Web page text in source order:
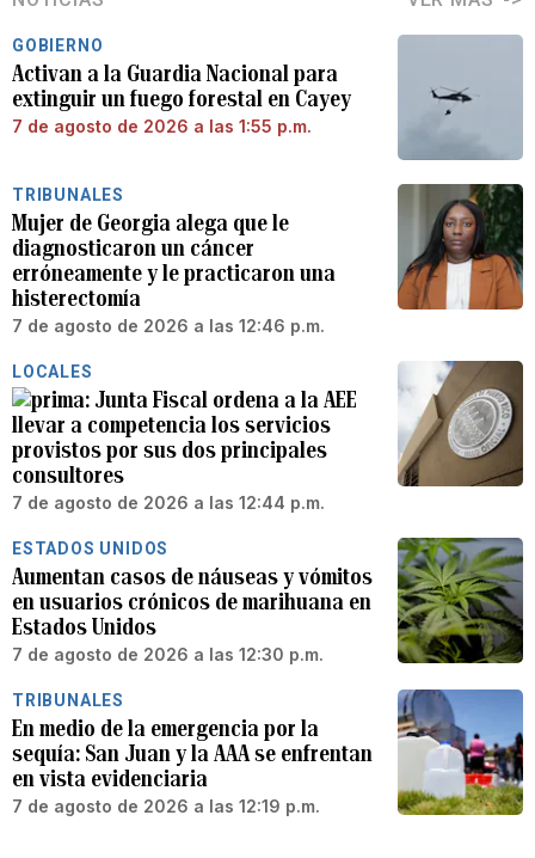
GOBIERNO
Activan a la Guardia Nacional para
extinguir un fuego forestal en Cayey
7 de agosto de 2026 a las 1:55 p.m.
TRIBUNALES
Mujer de Georgia alega que le
diagnosticaron un cáncer
erróneamente y le practicaron una
histerectomía
7 de agosto de 2026 a las 12:46 p.m.
LOCALES
Junta Fiscal ordena a la AEE
llevar a competencia los servicios
provistos por sus dos principales
consultores
7 de agosto de 2026 a las 12:44 p.m.
ESTADOS UNIDOS
Aumentan casos de náuseas y vómitos
en usuarios crónicos de marihuana en
Estados Unidos
7 de agosto de 2026 a las 12:30 p.m.
TRIBUNALES
En medio de la emergencia por la
sequía: San Juan y la AAA se enfrentan
en vista evidenciaria
7 de agosto de 2026 a las 12:19 p.m.